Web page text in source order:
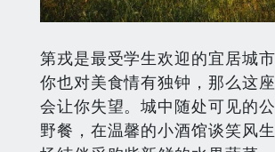
第戎是最受学生欢迎的宜居城
你也对美食情有独钟，那么这
会让你失望。城中随处可见的
野餐，在温馨的小酒馆谈笑风